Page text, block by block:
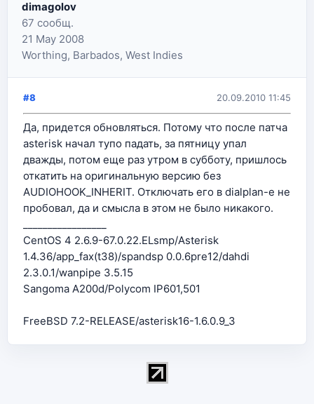
dimagolov
67 сообщ.
21 May 2008
Worthing, Barbados, West Indies
#8 20.09.2010 11:45
Да, придется обновляться. Потому что после патча
asterisk начал тупо падать, за пятницу упал
дважды, потом еще раз утром в субботу, пришлось
откатить на оригинальную версию без
AUDIOHOOK_INHERIT. Отключать его в dialplan-е не
пробовал, да и смысла в этом не было никакого.
CentOS 4 2.6.9-67.0.22.ELsmp/Asterisk
1.4.36/app_fax(t38)/spandsp 0.0.6pre12/dahdi
2.3.0.1/wanpipe 3.5.15
Sangoma A200d/Polycom IP601,501
FreeBSD 7.2-RELEASE/asterisk16-1.6.0.9_3